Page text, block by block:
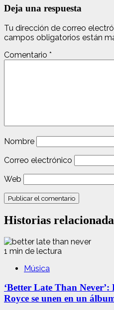
Deja una respuesta
Tu dirección de correo
campos obligatorios están
Comentario *
Nombre
Correo electrónico
Web
Historias
1 min de lectura
Música
‘Better Late Than
Royce se unen en un